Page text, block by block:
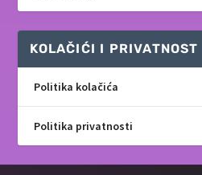
KOLAČIĆI I PRIVATNOST
Politika kolačića
Politika privatnosti